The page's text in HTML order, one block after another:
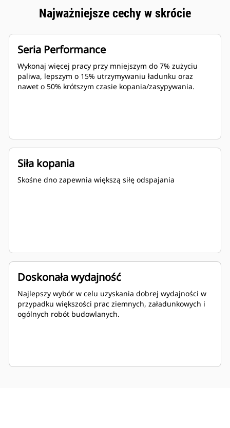
Najważniejsze cechy w skrócie
Seria Performance
Wykonaj więcej pracy przy mniejszym do 7% zużyciu
paliwa, lepszym o 15% utrzymywaniu ładunku oraz
nawet o 50% krótszym czasie kopania/zasypywania.
Siła kopania
Skośne dno zapewnia większą siłę odspajania
Doskonała wydajność
Najlepszy wybór w celu uzyskania dobrej wydajności w
przypadku większości prac ziemnych, załadunkowych i
ogólnych robót budowlanych.